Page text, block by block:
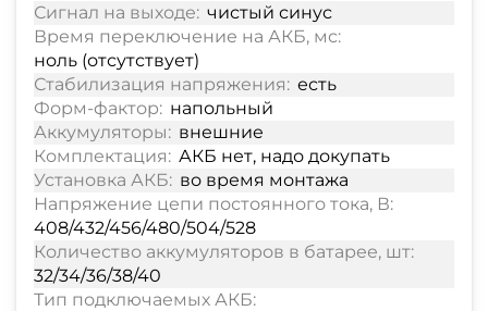
Сигнал на выходе: чистый синус
Время переключение на АКБ, мс:
ноль (отсутствует)
Стабилизация напряжения: есть
Форм-фактор: напольный
Аккумуляторы: внешние
Комплектация: АКБ нет, надо докупать
Установка АКБ: во время монтажа
Напряжение цепи постоянного тока, В:
408/432/456/480/504/528
Количество аккумуляторов в батарее, шт:
32/34/36/38/40
Тип подключаемых АКБ: